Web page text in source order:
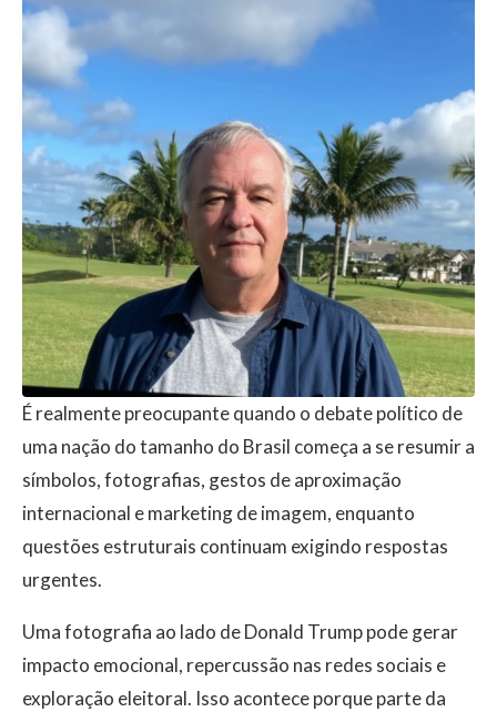
É realmente preocupante quando o debate político de
uma nação do tamanho do Brasil começa a se resumir a
símbolos, fotografias, gestos de aproximação
internacional e marketing de imagem, enquanto
questões estruturais continuam exigindo respostas
urgentes.
Uma fotografia ao lado de Donald Trump pode gerar
impacto emocional, repercussão nas redes sociais e
exploração eleitoral. Isso acontece porque parte da